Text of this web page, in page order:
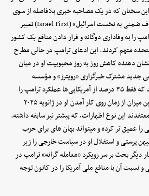
سخنان که در یک مصاحبه خبری بلافاصله از سوی
منتقدان به عنوان «اعتراف ضمنی به نخست اسرائیل» (Israel First) تعبیر
را به وفاداری دوگانه و قرار دادن منافع یک کشور
متهم کردند. این ادعای ترامپ در حالی مطرح
دهنده کاهش روز به روز محبوبیت او در میان
جدید مشترک خبرگزاری «رویترز» و مؤسسه
«ایپسوس» نشان می‌دهد که فقط ۳۵ درصد از آمریکایی‌ها عملکرد ترامپ را
تایید می‌کنند که پایین‌ترین میزان از زمان روی کار آمدن او در ژانویه ۲۰۲۵
این نوع اظهارات، که پیشتر نیز سابقه داشته،
عمیق تر کرده و میتواند بهان های برای حزب
پرستی و استقلال او در سیاست خارجی را زیر
دیگر بحث بر سر رویکرد «معامله گرانه» ترامپ در
و نسبت آن با منافع ملی آمریکا را در کانون توجه